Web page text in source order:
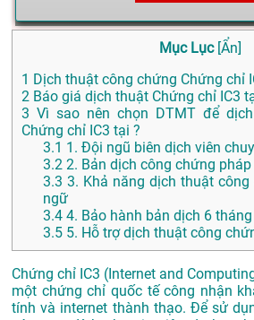
Mục Lục [Ẩn]
1 Dịch thuật công chứng Chứng chỉ
2 Báo giá dịch thuật Chứng chỉ IC3
3 Vì sao nên chọn DTMT để
Chứng chỉ IC3 tại ?
3.1 1. Đội ngũ biên dịch viên
3.2 2. Bản dịch công chứng
3.3 3. Khả năng dịch thuật
ngữ
3.4 4. Bảo hành bản dịch 6 tháng
3.5 5. Hỗ trợ dịch thuật công
Chứng chỉ IC3 (Internet and
một chứng chỉ quốc tế công nhận
tính và internet thành thạo. Để sử